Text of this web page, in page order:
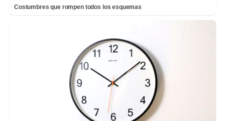
Costumbres que rompen todos los esquemas